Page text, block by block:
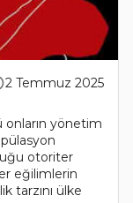
2 Temmuz 2025
onların yönetim
otoriter
eğilimlerin
tarzını ülke